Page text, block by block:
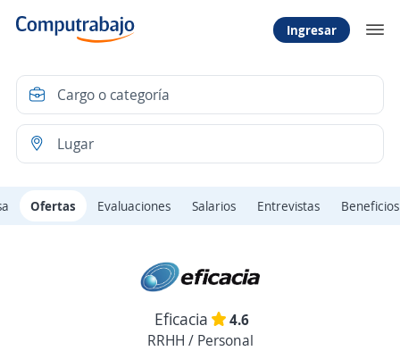
Ingresar
Ofertas Evaluaciones Salarios Entrevistas Beneficios
Eficacia
4.6
RRHH / Personal